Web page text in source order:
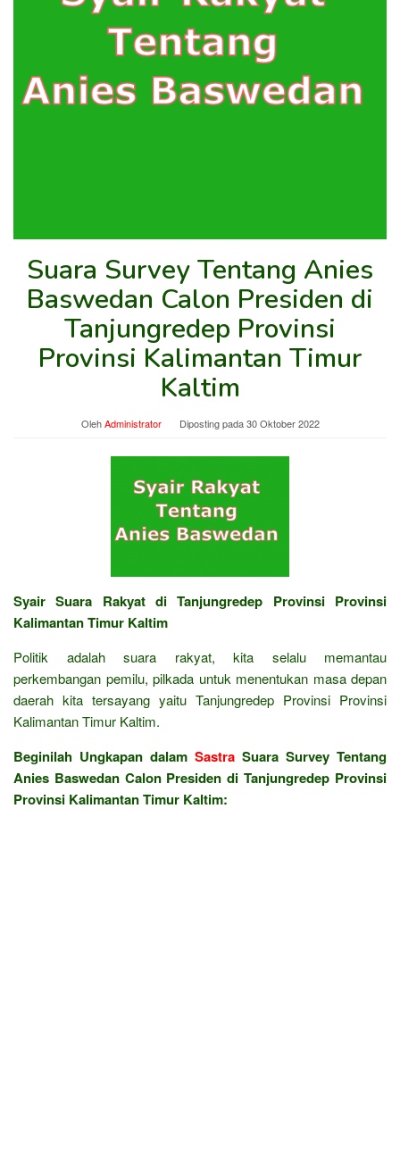
Suara Survey Tentang Anies
Baswedan Calon Presiden di
Tanjungredep Provinsi
Provinsi Kalimantan Timur
Kaltim
OlehAdministrator Diposting pada30 Oktober 2022
Syair Suara Rakyat di Tanjungredep Provinsi Provinsi
Kalimantan Timur Kaltim
Politik adalah suara rakyat, kita selalu memantau
perkembangan pemilu, pilkada untuk menentukan masa depan
daerah kita tersayang yaitu Tanjungredep Provinsi Provinsi
Kalimantan Timur Kaltim.
Beginilah Ungkapan dalam Sastra Suara Survey Tentang
Anies Baswedan Calon Presiden di Tanjungredep Provinsi
Provinsi Kalimantan Timur Kaltim: